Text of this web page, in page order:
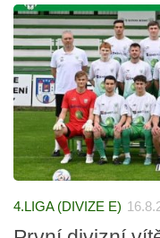
4.LIGA (DIVIZE E)